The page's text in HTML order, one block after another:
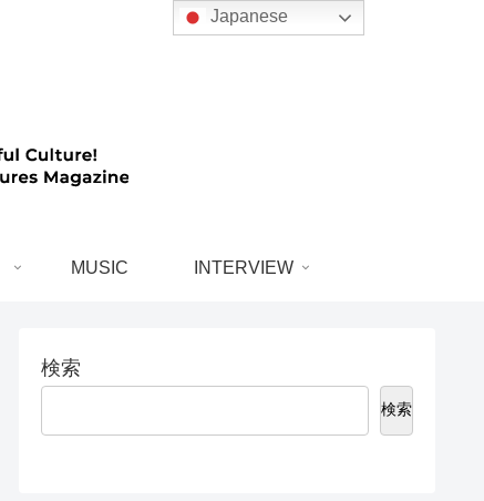
MUSIC INTERVIEW
検索
検索
Japanese